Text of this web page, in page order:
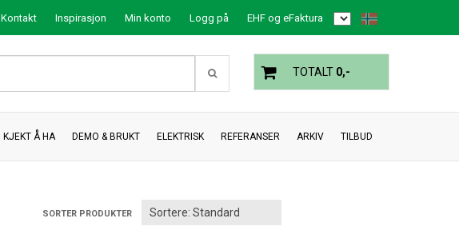
Kontakt Inspirasjon Min konto Logg på EHF og eFaktura
TOTALT 0,-
KJEKT Å HA DEMO & BRUKT ELEKTRISK REFERANSER ARKIV TILBUD
SORTER PRODUKTER